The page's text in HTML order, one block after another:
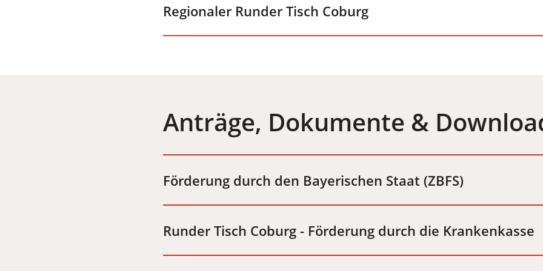
Regionaler Runder Tisch Coburg
Anträge, Dokumente &
Förderung durch den Bayerischen Staat (ZBFS)
Runder Tisch Coburg - Förderung durch die Krankenkasse